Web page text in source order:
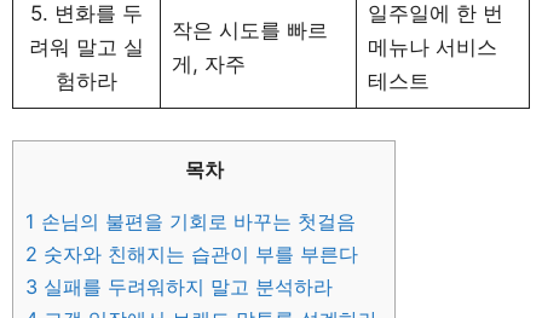
5. 변화를 두
려워 말고 실
험하라
작은 시도를 빠르
게, 자주
일주일에 한 번
메뉴나 서비스
테스트
목차
1 손님의 불편을 기회로 바꾸는 첫걸음
2 숫자와 친해지는 습관이 부를 부른다
3 실패를 두려워하지 말고 분석하라